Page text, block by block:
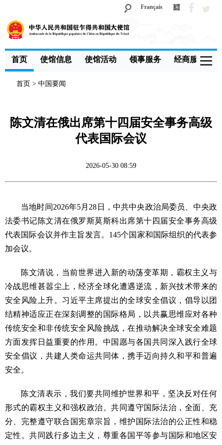
Français
首页 使馆信息 使馆活动 领事服务 经商服务
首页 > 中国要闻
陈文清在俄出席第十四届安全事务高级
代表国际会议
2026-05-30 08:59
当地时间2026年5月28日，中共中央政治局委员、中央政
法委书记陈文清在俄罗斯莫斯科出席第十四届安全事务高级
代表国际会议并作主旨发言。145个国家和国际组织的代表参
加会议。
陈文清说，当前世界进入新的动荡变革期，霸权主义与
冷战思维甚嚣尘上，经济全球化遭遇逆流，新兴技术带来的
安全风险上升。习近平主席提出的全球安全倡议，倡导以团
结精神适应正在深刻调整的国际格局，以共赢思维应对各种
传统安全和非传统安全风险挑战，在推动解决全球安全难题
方面发挥日益重要的作用。中国愿与各国共同深入践行全球
安全倡议，共建人类命运共同体，携手迈向持久和平和普遍
安全。
陈文清表示，我们要共同维护世界和平，坚决反对任何
形式的霸权主义和强权政治。共同遵守国际法治，全面、充
分、完整遵守联合国宪章宗旨，维护国际法治的公正性和稳
定性。共同践行多边主义，尊重各国平等参与国际和地区安